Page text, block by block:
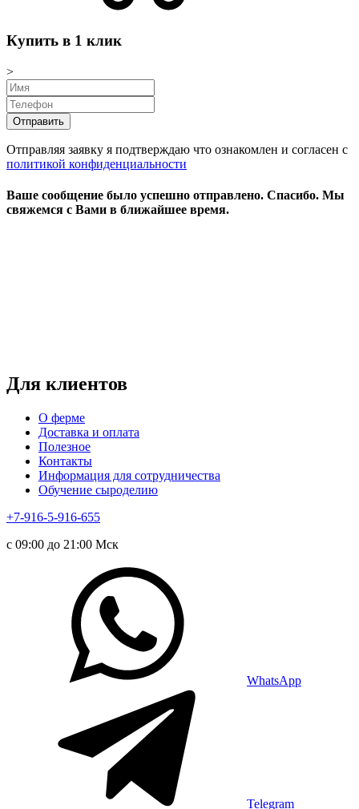
Купить в 1 клик
>
Отправляя заявку я подтверждаю что ознакомлен и согласен с
политикой конфиденциальности
Ваше сообщение было успешно отправлено. Спасибо. Mы
свяжемся с Вами в ближайшее время.
Для клиентов
О ферме
Доставка и оплата
Полезное
Контакты
Информация для сотрудничества
Обучение сыроделию
+7-916-5-916-655
с 09:00 до 21:00 Мск
WhatsApp
Telegram